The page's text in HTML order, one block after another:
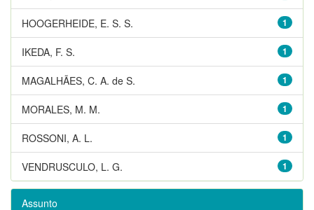
1
HOOGERHEIDE, E. S. S.
1
IKEDA, F. S.
1
MAGALHÃES, C. A. de S.
1
MORALES, M. M.
1
ROSSONI, A. L.
1
VENDRUSCULO, L. G.
Assunto